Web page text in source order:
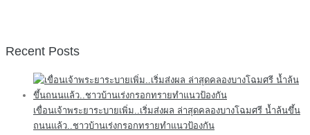
Recent Posts
เขื่อนเจ้าพระยาระบายเพิ่ม..เริ่มส่งผล ล่าสุดคลองบางโฉมศรี น้ำล้นขึ้น
ถนนแล้ว..ชาวบ้านเร่งกรอกทรายทำแนวป้องกัน